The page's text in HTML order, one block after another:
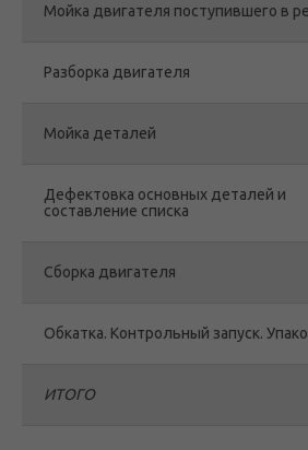
Мойка двигателя поступившего в
Разборка двигателя
Мойка деталей
Дефектовка основных деталей и
составление списка
Сборка двигателя
Обкатка. Контрольный запуск.
ИТОГО